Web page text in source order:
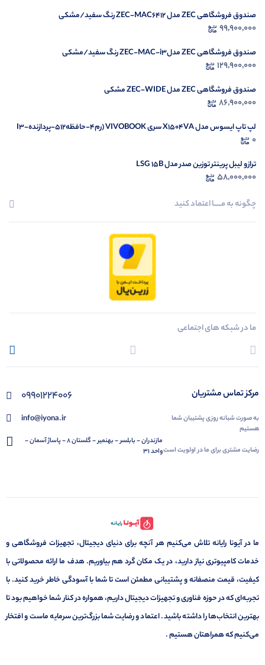
صندوق فروشگاهی ZEC مدل ZEC-MAC6412 رنگ سفید/مشکی
99,900,000
صندوق فروشگاهی ZEC مدلZEC-MAC-i3 رنگ سفید/مشکی
129,900,000
صندوق فروشگاهی ZEC مدل ZEC-WIDE مشکی
86,900,000
لپ تاپ ایسوس مدل X1504VA سری VIVOBOOK (رم4-حافظه512-پردازندهI3-
1335U)
0
ترازو لیبل پرینتر توزین صدر مدل LSG 15B
58,000,000
چگونه به مــــــا اعتماد کنید
ما در شبکه های اجتماعی
مرکز تماس مشتریان
به صورت شبانه روزی پشتیبان شما
هستیم
رضایت مشتری برای ما در اولویت است
09901224006
info@iyona.ir
مازندران - بابلسر - بهنمیر - گلستان 8 - پاساژ آسمان -
واحد 31
ما در آیونا رایانه تلاش می‌کنیم هر آنچه برای دنیای دیجیتال، تجهیزات فروشگاهی و
خدمات کامپیوتری نیاز دارید، در یک مکان گرد هم بیاوریم. هدف ما ارائه محصولاتی با
کیفیت، قیمت منصفانه و پشتیبانی مطمئن است تا شما با آسودگی خاطر خرید کنید. با
تجربه‌ای که در حوزه فناوری و تجهیزات دیجیتال داریم، همواره در کنار شما خواهیم بود تا
بهترین انتخاب‌ها را داشته باشید. اعتماد و رضایت شما بزرگ‌ترین سرمایه ماست و افتخار
می‌کنیم که همراهتان هستیم .